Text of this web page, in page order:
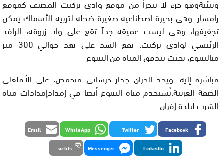
وبيئيةوهو جزء لا يتجزأ من موقع وادي تزكيت المصنف كموقع
رامسار. وهي بحيرة اصطناعية صغيرة ضحلة لتربية الأسماك يمكن
تجفيفها، وهي ليست عميقة جداً تقع على واد زروقة، الرافد
الرئيسي لوادي تزكيت. يقع السد على بعد حوالي 300 متر
منالينبوع، بحيث تتدفق المياه من الينبوع
مباشرة إليه. ويحد الخزان جدار خرساني منخفض، على الأقلعلى
الضفة الغربية.تُستخدم مياه الينبوع أيضاً في إمدادإمدادات مياه
الشرب لبلدة إفران.
Facebook
Twitter
WhatsApp
Email
LinkedIn
Messenger طباعة